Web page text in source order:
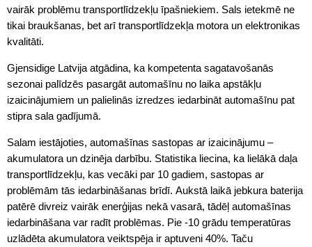
vairāk problēmu transportlīdzekļu īpašniekiem. Sals ietekmē ne
tikai braukšanas, bet arī transportlīdzekļa motora un elektronikas
kvalitāti.
Gjensidige Latvija atgādina, ka kompetenta sagatavošanās
sezonai palīdzēs pasargāt automašīnu no laika apstākļu
izaicinājumiem un palielinās izredzes iedarbināt automašīnu pat
stipra sala gadījumā.
Salam iestājoties, automašīnas sastopas ar izaicinājumu –
akumulatora un dzinēja darbību. Statistika liecina, ka lielākā daļa
transportlīdzekļu, kas vecāki par 10 gadiem, sastopas ar
problēmām tās iedarbināšanas brīdī. Aukstā laikā jebkura baterija
patērē divreiz vairāk enerģijas nekā vasarā, tādēļ automašīnas
iedarbināšana var radīt problēmas. Pie -10 grādu temperatūras
uzlādēta akumulatora veiktspēja ir aptuveni 40%. Taču